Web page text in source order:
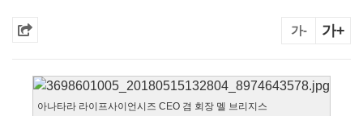
가- 가+
아나타라 라이프사이언시즈 CEO 겸 회장 멜 브리지스